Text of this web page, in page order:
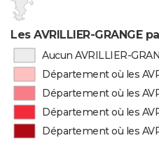
Les AVRILLIER-GRANGE
Aucun AVRILLIER-
Département où les
Département où les
Département où les
Département où les